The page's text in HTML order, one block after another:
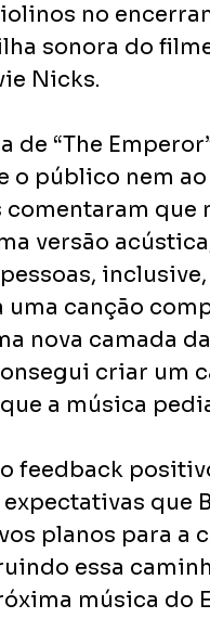
no
sonora do filme
Nicks.
de “The
o público nem
que
versão
uma canção
nova camada
criar um
a música
feedback
que
planos para a
essa
música do